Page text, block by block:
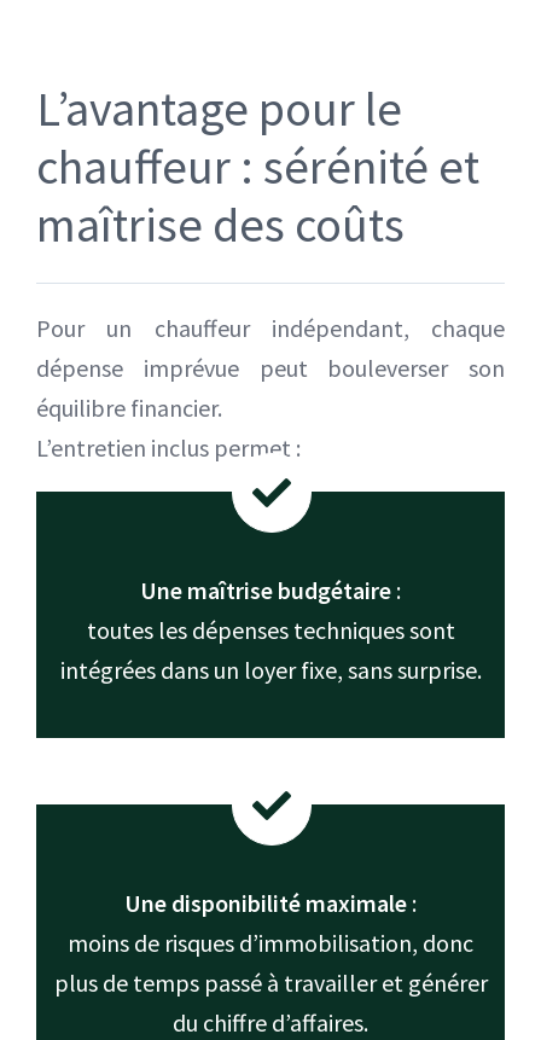
L’avantage pour le
chauffeur : sérénité et
maîtrise des coûts
Pour un chauffeur indépendant, chaque
dépense imprévue peut bouleverser son
équilibre financier.
L’entretien inclus permet :
Une maîtrise budgétaire :
toutes les dépenses techniques sont
intégrées dans un loyer fixe, sans surprise.
Une disponibilité maximale :
moins de risques d’immobilisation, donc
plus de temps passé à travailler et générer
du chiffre d’affaires.